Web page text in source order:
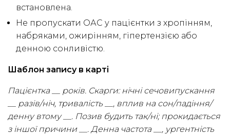
встановлена.
Не пропускати ОАС у пацієнтки з хропінням,
набряками, ожирінням, гіпертензією або
денною сонливістю.
Шаблон запису в карті
Пацієнтка __ років. Скарги: нічні сечовипускання
__ разів/ніч, тривалість __, вплив на сон/падіння/
денну втому __. Позив будить так/ні; прокидається
з іншої причини __. Денна частота __, ургентність